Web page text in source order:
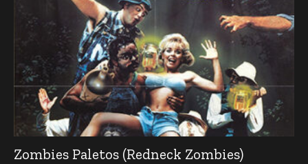
Zombies Paletos (Redneck Zombies)